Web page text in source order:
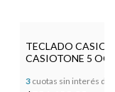
TECLADO CASIO
CASIOTONE 5
3cuotas sin interés de